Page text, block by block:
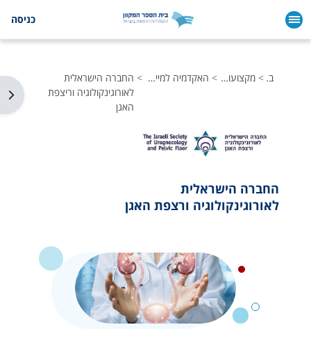
כניסה
בית מקצועות הרפואה האקדמיה למיילדות וגינקולוגיה
החברה הישראלית
לאורוגינקולוגיה וריצפת
האגן
החברה הישראלית
לאורוגינקולוגיה ורצפת האגן